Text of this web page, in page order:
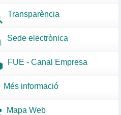
Transparència
Sede electrònica
FUE - Canal Empresa
Més informació
Mapa Web